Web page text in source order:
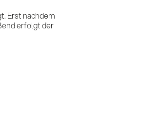
Erst nachdem
erfolgt der